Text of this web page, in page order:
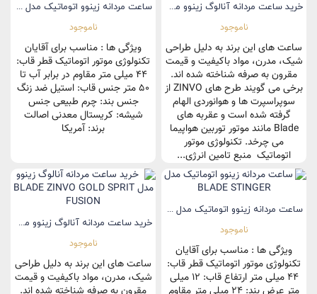
خرید ساعت مردانه آنالوگ زینوو مدل BLADE ZINVO COBALT
ناموجود
ساعت های این برند به دلیل طراحی
شیک، مدرن، مواد باکیفیت و قیمت
مقرون به صرفه شناخته شده اند.
برخی می گویند طرح های ZINVO از
سوپراسپرت ها و هوانوردی الهام
گرفته شده است و عقربه های
Blade مانند موتور توربین هواپیما
می چرخد. تکنولوژی موتور
اتوماتیک منبع تامین انرژی...
ساعت مردانه زینوو اتوماتیک مدل BLADE HUNTER
ناموجود
ویژگی ها : مناسب برای آقایان
تکنولوژی موتور اتوماتیک قطر قاب:
44 میلی متر مقاوم در برابر آب تا
50 متر جنس قاب: استیل ضد زنگ
جنس بند: چرم طبیعی جنس
شیشه: کریستال معدنی اصالت
برند: آمریکا
ساعت مردانه زینوو اتوماتیک مدل BLADE STINGER
ناموجود
ویژگی ها : مناسب برای آقایان
تکنولوژی موتور اتوماتیک قطر قاب:
44 میلی متر ارتفاع قاب: 12 میلی
خرید ساعت مردانه آنالوگ زینوو مدل BLADE ZINVO GOLD SPRIT..
ناموجود
ساعت های این برند به دلیل طراحی
شیک، مدرن، مواد باکیفیت و قیمت